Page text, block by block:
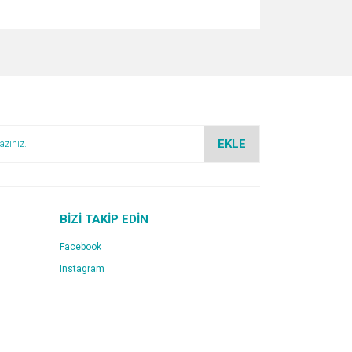
EKLE
BİZİ TAKİP EDİN
Facebook
Instagram